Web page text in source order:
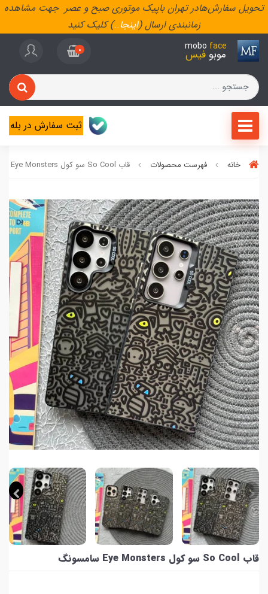
تحویل سفارش‌هادر تهران باپیک موتوری صبح و عصر جهت مشاهده
زمانبندی ارسال (اینجا..) کلیک کنید
mobo face
موبو فیس 0
ثبت سفارش در بله
خانه فهرست محصولات قاب So Cool سو کول Eye Monsters سامسونگ
قاب So Cool سو کول Eye Monsters سامسونگ